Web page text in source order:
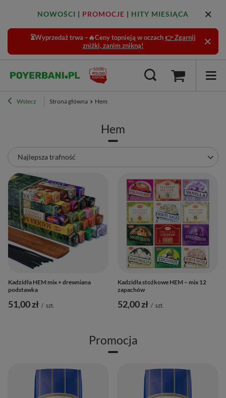
NOWOŚCI | PROMOCJE | HITY MIESIĄCA
⏳Wyprzedaż trwa –🔥Ceny topnieją w oczach 👉 Zgarnij
zniżki, zanim znikną!
Wstecz Strona główna Hem
Hem
Zmień sortowanie
Najlepsza trafność
Kadzidła HEM mix + drewniana
podstawka
51,00 zł / szt.
Kadzidła stożkowe HEM – mix 12
zapachów
52,00 zł / szt.
Promocja